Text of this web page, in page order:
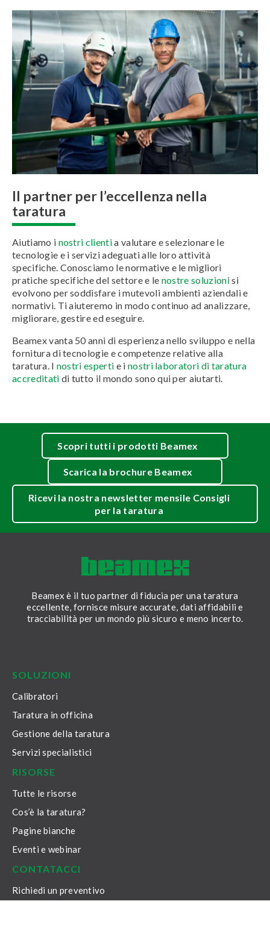
Il partner per l’eccellenza nella
taratura
Aiutiamo i nostri clientia valutare e selezionare le
tecnologie e i servizi adeguati alle loro attività
specifiche. Conosciamo le normative e le migliori
pratiche specifiche del settore e le nostre soluzionisi
evolvono per soddisfare i mutevoli ambienti aziendali e
normativi. Ti aiuteremo in modo continuo ad analizzare,
migliorare, gestire ed eseguire.
Beamex vanta 50 anni di esperienza nello sviluppo e nella
fornitura di tecnologie e competenze relative alla
taratura. I nostri esperti e i nostri laboratori di taratura
accreditati di tutto il mondo sono qui per aiutarti.
Scopri tutti i prodotti Beamex
Scarica la brochure Beamex
Ricevi la nostra newsletter mensile Consigli
per la taratura
Beamex è il tuo partner di fiducia per una taratura
eccellente, fornisce misure accurate, dati affidabili e
tracciabilità per un mondo più sicuro e meno incerto.
SOLUZIONI
Calibratori
Taratura in officina
Gestione della taratura
Servizi specialistici
RISORSE
Tutte le risorse
Cos’è la taratura?
Pagine bianche
Eventi e webinar
CONTATACCI
Richiedi un preventivo